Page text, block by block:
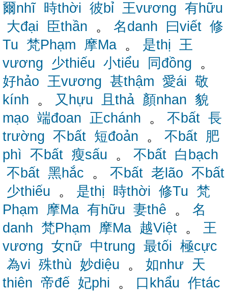
爾nhĩ 時thời 彼bỉ 王vương 有hữu
大đại
臣thần 。 名danh 曰viết 修
Tu 梵Phạm 摩Ma 。 是thị 王
vương 少thiếu 小tiểu 同đồng 。
好hảo 王vương 甚thậm 愛ái 敬
kính 。 又hựu 且thả 顏nhan 貌
mạo 端đoan 正chánh 。 不bất 長
trường 不bất 短đoản 。 不bất 肥
phì 不bất 瘦sấu 。 不bất 白bạch
不bất 黑hắc 。 不bất 老lão 不bất
少thiếu 。 是thị 時thời 修Tu 梵
Phạm
摩Ma 有hữu 妻thê 。 名
danh 梵Phạm 摩Ma 越Việt 。 王
vương 女nữ 中trung 最tối 極cực
為vi 殊thù 妙diệu 。 如như 天
thiên 帝đế 妃phi 。 口khẩu 作tác